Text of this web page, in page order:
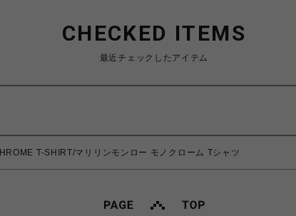
CHECKED ITEMS
最近チェックしたアイテム
T-SHIRT/マリリンモンロー モノクローム Tシャツ